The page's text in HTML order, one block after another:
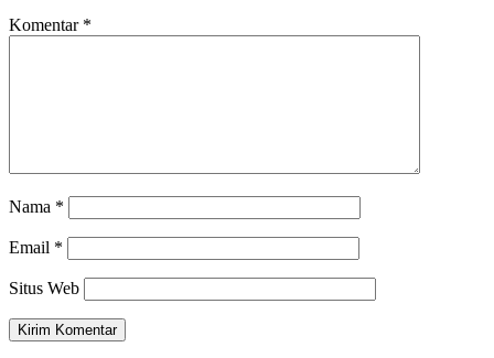
Komentar *
Nama *
Email *
Situs Web